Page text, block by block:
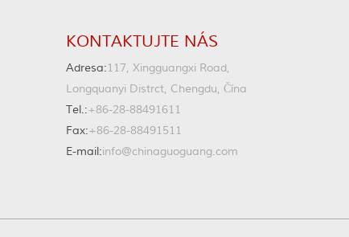
KONTAKTUJTE NÁS
Adresa:117, Xingguangxi Road,
Longquanyi Distrct, Chengdu, Čína
Tel.:+86-28-88491611
Fax:+86-28-88491511
E-mail:info@chinaguoguang.com